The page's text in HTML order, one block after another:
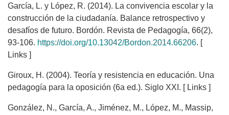
García, L. y López, R. (2014). La convivencia escolar y la
construcción de la ciudadanía. Balance retrospectivo y
desafíos de futuro. Bordón. Revista de Pedagogía, 66(2),
93-106. https://doi.org/10.13042/Bordon.2014.66206. [
Links ]
Giroux, H. (2004). Teoría y resistencia en educación. Una
pedagogía para la oposición (6a ed.). Siglo XXI. [ Links ]
González, N., García, A., Jiménez, M., López, M., Massip,